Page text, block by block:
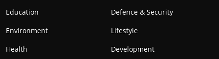
Education
Defence & Security
Environment
Lifestyle
Health
Development